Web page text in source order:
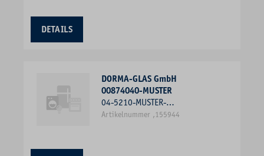
DETAILS
DORMA-GLAS GmbH
00874040-MUSTER
04-5210-MUSTER-
GUMMIHOHLPROFIL DORMA-
Artikelnummer ,155944